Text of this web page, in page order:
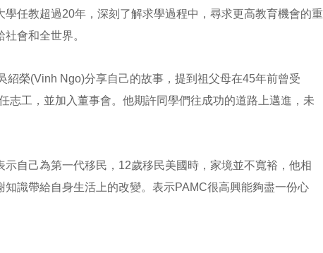
任教超過20年，深刻了解求學過程中，尋求更高教育機會的重
會和全世界。
紹榮(Vinh Ngo)分享自己的故事，提到祖父母在45年前曾受
志工，並加入董事會。他期許同學們往成功的道路上邁進，未
自己為第一代移民，12歲移民美國時，家境並不寬裕，他相
識帶給自身生活上的改變。表示PAMC很高興能夠盡一份心